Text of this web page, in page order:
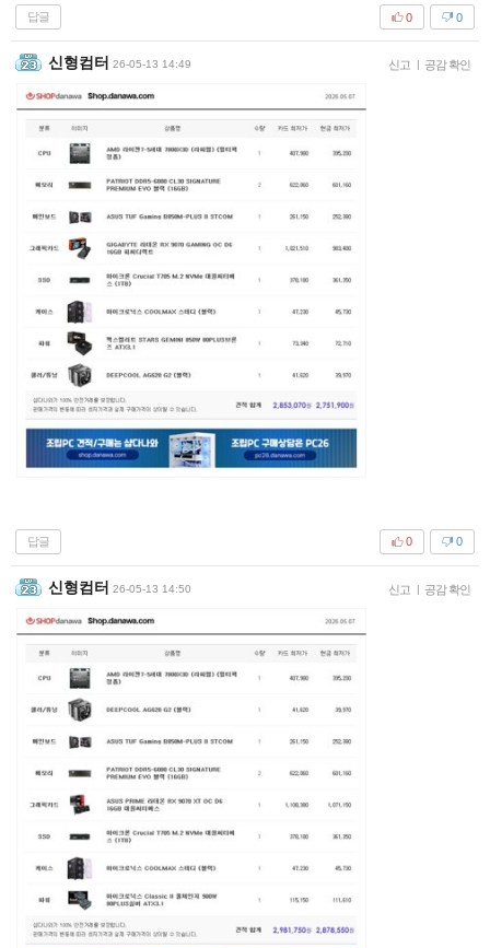
답글 0
0
신형컴터 26-05-13 14:49 신고 | 공감 확인
답글 0
0
신형컴터 26-05-13 14:50 신고 | 공감 확인